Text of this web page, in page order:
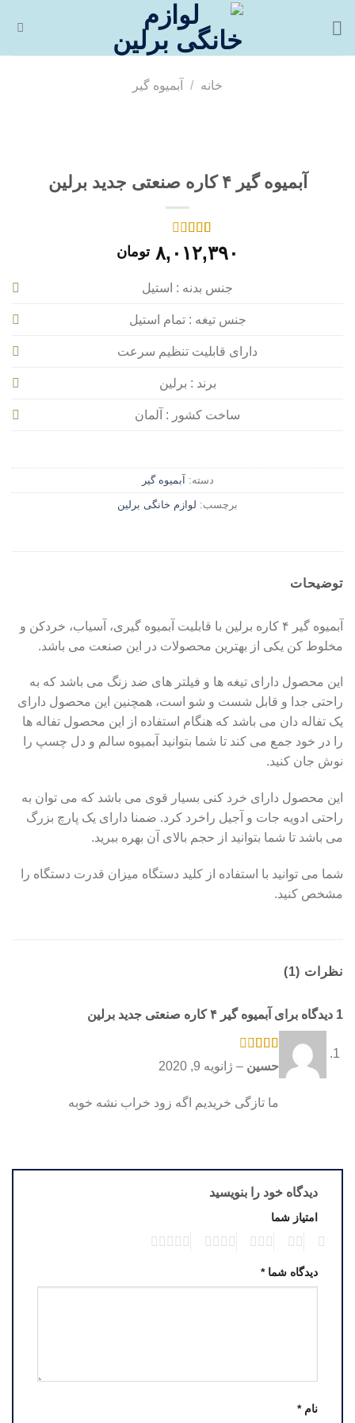
خانه / آبمیوه گیر
آبمیوه گیر ۴ کاره صنعتی جدید برلین
امتیازدهی
2.00
1
امتیازدهی
۸,۰۱۲,۳۹۰ تومان
جنس بدنه : استیل
جنس تیغه : تمام استیل
دارای قابلیت تنظیم سرعت
برند : برلین
ساخت کشور : آلمان
دسته: آبمیوه گیر
برچسب: لوازم خانگی برلین
توضیحات
آبمیوه گیر ۴ کاره برلین با قابلیت آبمیوه گیری، آسیاب، خردکن و
مخلوط کن یکی از بهترین محصولات در این صنعت می باشد.
این محصول دارای تیغه ها و فیلتر های ضد زنگ می باشد که به
راحتی جدا و قابل شست و شو است، همچنین این محصول دارای
یک تفاله دان می باشد که هنگام استفاده از این محصول تفاله ها
را در خود جمع می کند تا شما بتوانید آبمیوه سالم و دل چسپ را
نوش جان کنید.
این محصول دارای خرد کنی بسیار قوی می باشد که می توان به
راحتی ادویه جات و آجیل راخرد کرد. ضمنا دارای یک پارچ بزرگ
می باشد تا شما بتوانید از حجم بالای آن بهره ببرید.
شما می توانید با استفاده از کلید دستگاه میزان قدرت دستگاه را
مشخص کنید.
نظرات (1)
1 دیدگاه برای آبمیوه گیر ۴ کاره صنعتی جدید برلین
امتیاز
2از
حسین – ژانویه 9, 2020
ما تازگی خریدیم اگه زود خراب نشه خوبه
دیدگاه خود را بنویسید
امتیاز شما
دیدگاه شما*
نام*